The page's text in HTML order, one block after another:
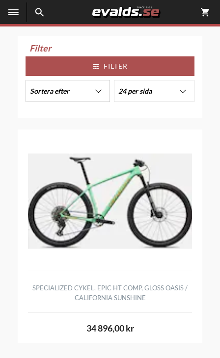
Filter
FILTER
Sortera efter 24 per sida
SPECIALIZED CYKEL, EPIC HT COMP, GLOSS OASIS /
CALIFORNIA SUNSHINE
34 896,00 kr